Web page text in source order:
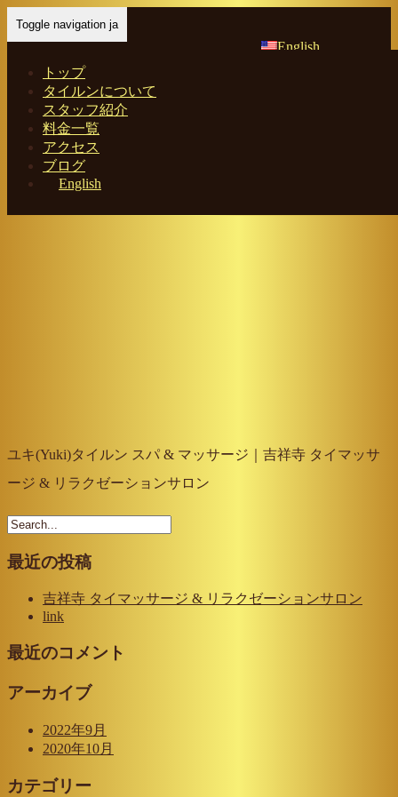
English
Toggle navigation ja
トップ
タイルンについて
スタッフ紹介
料金一覧
アクセス
ブログ
English
-ユキ(…
ユキ(Yuki)タイルン スパ & マッサージ｜吉祥寺 タイマッサ
ージ & リラクゼーションサロン
最近の投稿
吉祥寺 タイマッサージ & リラクゼーションサロン
link
最近のコメント
アーカイブ
2022年9月
2020年10月
カテゴリー